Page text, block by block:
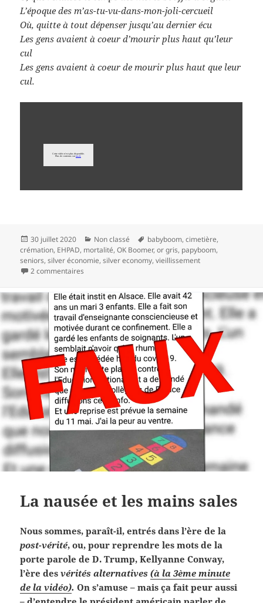
L’époque des m’as-tu-vu-dans-mon-joli-cercueil
Où, quitte à tout dépenser jusqu’au dernier écu
Les gens avaient à coeur d’mourir plus haut qu’leur
cul
Les gens avaient à coeur de mourir plus haut que leur
cul.
Publié
le
30 juillet 2020 Catégories
Non classé
Mots-
clés
babyboom,cimetière,
crémation, EHPAD, mortalité,OK Boomer,or gris, papyboom,
seniors,silver économie,silver economy,vieillissement
2 commentaires
La nausée et les mains sales
Nous sommes, paraît-il, entrés dans l’ère de la
post-vérité, ou, pour reprendre les mots de la
porte parole de D. Trump, Kellyanne Conway,
l’ère desvérités alternatives(à la 3ème minute
de la vidéo).On s’amuse – mais ça fait peur aussi